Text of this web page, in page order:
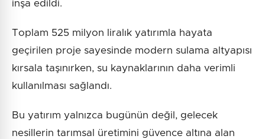
inşa edildi.
Toplam 525 milyon liralık yatırımla hayata
geçirilen proje sayesinde modern sulama altyapısı
kırsala taşınırken, su kaynaklarının daha verimli
kullanılması sağlandı.
Bu yatırım yalnızca bugünün değil, gelecek
nesillerin tarımsal üretimini güvence altına alan